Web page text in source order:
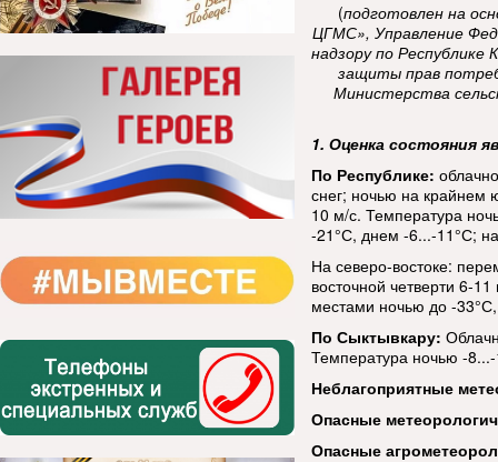
(подготовлен на
ЦГМС», Управление
надзору по Республике
защиты прав
Министерства
1. Оценка состояния
По Республике:
снег; ночью на крайнем
10 м/с. Температура
-21°С, днем -6...-11°С;
На северо-востоке:
восточной четверти 6-
местами ночью до -
По Сыктывкару:
Температура ночью -
Неблагоприятные
Опасные
Опасные